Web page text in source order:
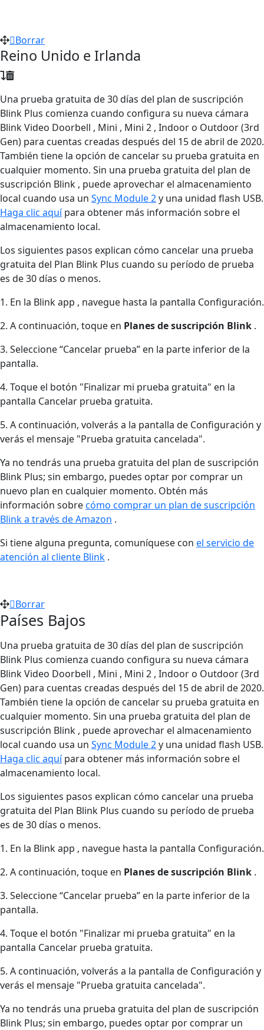
Borrar
Reino Unido e Irlanda
Una prueba gratuita de 30 días del plan de suscripción
Blink Plus comienza cuando configura su nueva cámara
Blink Video Doorbell , Mini , Mini 2 , Indoor o Outdoor (3rd
Gen) para cuentas creadas después del 15 de abril de 2020.
También tiene la opción de cancelar su prueba gratuita en
cualquier momento. Sin una prueba gratuita del plan de
suscripción Blink , puede aprovechar el almacenamiento
local cuando usa un Sync Module 2y una unidad flash USB.
Haga clic aquípara obtener más información sobre el
almacenamiento local.
Los siguientes pasos explican cómo cancelar una prueba
gratuita del Plan Blink Plus cuando su período de prueba
es de 30 días o menos.
1. En la Blink app , navegue hasta la pantalla Configuración.
2. A continuación, toque en Planes de suscripción Blink .
3. Seleccione “Cancelar prueba” en la parte inferior de la
pantalla.
4. Toque el botón "Finalizar mi prueba gratuita" en la
pantalla Cancelar prueba gratuita.
5. A continuación, volverás a la pantalla de Configuración y
verás el mensaje "Prueba gratuita cancelada".
Ya no tendrás una prueba gratuita del plan de suscripción
Blink Plus; sin embargo, puedes optar por comprar un
nuevo plan en cualquier momento. Obtén más
información sobrecómo comprar un plan de suscripción
Blink a través de Amazon .
Si tiene alguna pregunta, comuníquese con el servicio de
atención al cliente Blink .
Borrar
Países Bajos
Una prueba gratuita de 30 días del plan de suscripción
Blink Plus comienza cuando configura su nueva cámara
Blink Video Doorbell , Mini , Mini 2 , Indoor o Outdoor (3rd
Gen) para cuentas creadas después del 15 de abril de 2020.
También tiene la opción de cancelar su prueba gratuita en
cualquier momento. Sin una prueba gratuita del plan de
suscripción Blink , puede aprovechar el almacenamiento
local cuando usa un Sync Module 2y una unidad flash USB.
Haga clic aquípara obtener más información sobre el
almacenamiento local.
Los siguientes pasos explican cómo cancelar una prueba
gratuita del Plan Blink Plus cuando su período de prueba
es de 30 días o menos.
1. En la Blink app , navegue hasta la pantalla Configuración.
2. A continuación, toque en Planes de suscripción Blink .
3. Seleccione “Cancelar prueba” en la parte inferior de la
pantalla.
4. Toque el botón "Finalizar mi prueba gratuita" en la
pantalla Cancelar prueba gratuita.
5. A continuación, volverás a la pantalla de Configuración y
verás el mensaje "Prueba gratuita cancelada".
Ya no tendrás una prueba gratuita del plan de suscripción
Blink Plus; sin embargo, puedes optar por comprar un